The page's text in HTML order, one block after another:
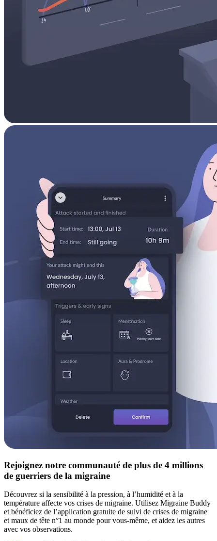
Rejoignez notre communauté de plus de 4 millions
de guerriers de la migraine
Découvrez si la sensibilité à la pression, à l’humidité et à la
température affecte vos crises de migraine. Utilisez Migraine Buddy
et bénéficiez de l’application gratuite de suivi de crises de migraine
et maux de tête n°1 au monde pour vous-même, et aidez les autres
avec vos observations.